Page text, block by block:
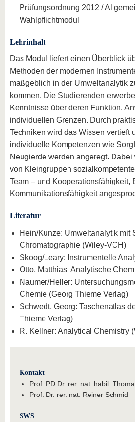
Prüfungsordnung 2012 /
Wahlpflichtmodul
Lehrinhalt
Das Modul liefert einen Überblick
Methoden der modernen
maßgeblich in der Umweltanalytik
kommen. Die Studierenden
Kenntnisse über deren Funktion,
individuellen Grenzen. Durch
Techniken wird das Wissen vertieft
individuelle Kompetenzen wie
Neugierde werden angeregt. Dabei
von Kleingruppen
Team – und Kooperationsfähigkeit,
Kommunikationsfähigkeit
Literatur
Hein/Kunze: Umweltanalytik mit
Chromatographie (Wiley-VCH)
Skoog/Leary: Instrumentelle
Otto, Matthias: Analytische
Naumer/Heller:
Chemie (Georg Thieme Verlag)
Schwedt, Georg: Taschenatlas
Thieme Verlag)
R. Kellner: Analytical Chemistry
Kontakt
Prof. PD Dr. rer. nat. habil.
Prof. Dr. rer. nat. Reiner Schmid
SWS